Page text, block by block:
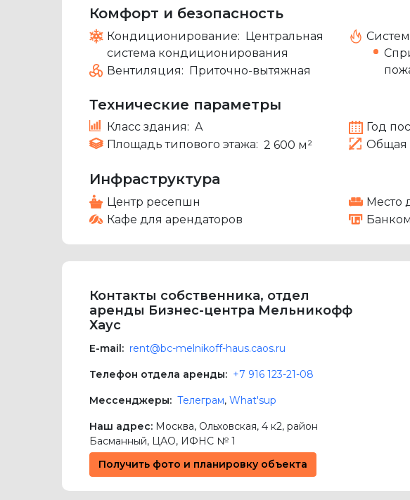
Комфорт и безопасность
Кондиционирование: Центральная
система кондиционирования
Вентиляция: Приточно-вытяжная
Технические параметры
Класс здания: A
Площадь типового этажа: 2 600 м²
Год
Общая
Инфраструктура
Центр ресепшн
Кафе для арендаторов
Место
Контакты собственника, отдел
аренды Бизнес-центра Мельникофф
Хаус
E-mail: rent@bc-melnikoff-haus.caos.ru
Телефон отдела аренды: +7 916 123-21-08
Мессенджеры: Телеграм, What'sup
Наш адрес: Москва, Ольховская, 4 к2, район
Басманный, ЦАО, ИФНС № 1
Получить фото и планировку объекта